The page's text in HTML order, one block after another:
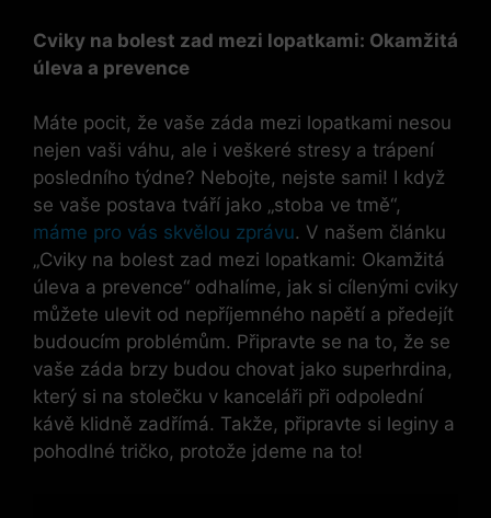
Cviky na bolest zad mezi lopatkami: Okamžitá
úleva a prevence
Máte pocit, že vaše záda mezi lopatkami nesou
nejen vaši váhu, ale i veškeré stresy a trápení
posledního týdne? Nebojte, nejste sami! I když
se vaše postava tváří jako „stoba ve tmě“,
máme pro vás skvělou zprávu. V našem článku
„Cviky na bolest zad mezi lopatkami: Okamžitá
úleva a prevence“ odhalíme, jak si cílenými cviky
můžete ulevit od nepříjemného napětí a předejít
budoucím problémům. Připravte se na to, že se
vaše záda brzy budou chovat jako superhrdina,
který si na stolečku v kanceláři při odpolední
kávě klidně zadřímá. Takže, připravte si leginy a
pohodlné tričko, protože jdeme na to!